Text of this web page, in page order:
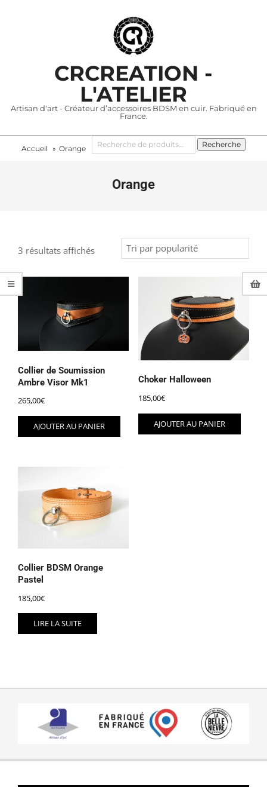
CRCREATION -
L'ATELIER
Artisan d'art - Créateur d’accessoires BDSM en cuir. Fabriqué en
France.
PrimaryAccueil Orange
Recherche
pour :
Recherche
Orange
3 résultats affichésTrié
popularité
Collier de Soumission
Ambre Visor Mk1
265,00€
AJOUTER AU PANIER
Choker Halloween
185,00€
AJOUTER AU PANIER
Collier BDSM Orange
Pastel
185,00€
LIRE LA SUITE